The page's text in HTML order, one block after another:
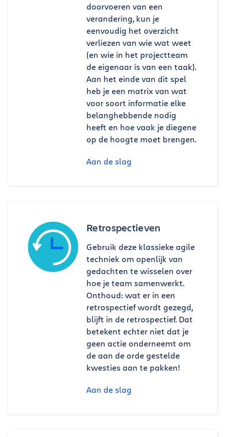
doorvoeren van een
verandering, kun je
eenvoudig het overzicht
verliezen van wie wat weet
(en wie in het projectteam
de eigenaar is van een taak).
Aan het einde van dit spel
heb je een matrix van wat
voor soort informatie elke
belanghebbende nodig
heeft en hoe vaak je diegene
op de hoogte moet brengen.
Aan de slag
Retrospectieven
Gebruik deze klassieke agile
techniek om openlijk van
gedachten te wisselen over
hoe je team samenwerkt.
Onthoud: wat er in een
retrospectief wordt gezegd,
blijft in de retrospectief. Dat
betekent echter niet dat je
geen actie onderneemt om
de aan de orde gestelde
kwesties aan te pakken!
Aan de slag